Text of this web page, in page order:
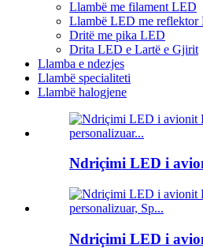
Llambë me filament LED
Llambë LED me reflektor
Dritë me pika LED
Drita LED e Lartë e Gjirit
Llamba e ndezjes
Llambë specialiteti
Llambë halogjene
Ndriçimi LED i
Ndriçimi LED i